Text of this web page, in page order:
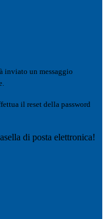
inviato un messaggio
il reset della password
di posta elettronica!